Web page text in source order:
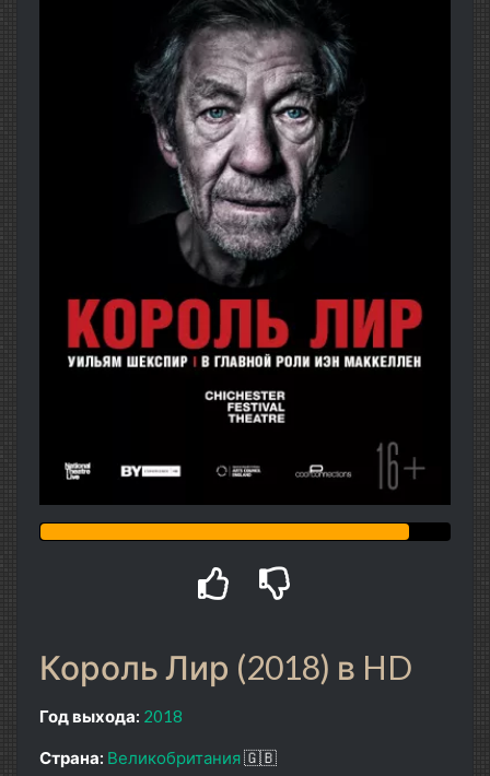
Король Лир (2018) в HD
Год выхода: 2018
Страна: Великобритания🇬🇧